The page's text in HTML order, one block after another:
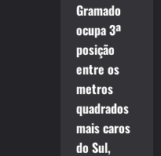
Gramado
ocupa 3ª
posição
entre os
metros
quadrados
mais caros
do Sul,